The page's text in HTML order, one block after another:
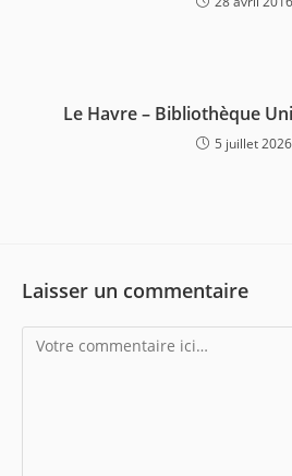
Le Havre – Bibliothèque
5 juillet 2026
Laisser un commentaire
Comment